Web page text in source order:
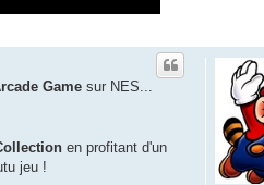
Game sur NES...
en profitant d'un
jeu !